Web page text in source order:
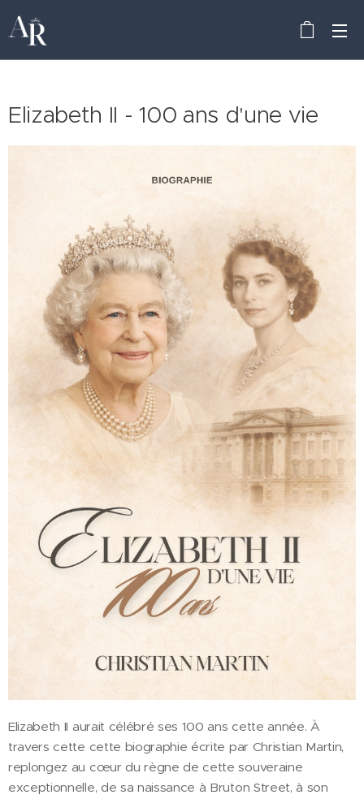
Elizabeth II - 100 ans d'une vie
Elizabeth II aurait célébré ses 100 ans cette année. À
travers cette cette biographie écrite par Christian Martin,
replongez au cœur du règne de cette souveraine
exceptionnelle, de sa naissance à Bruton Street, à son